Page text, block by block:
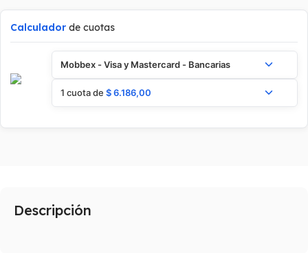
Calculador de cuotas
Mobbex - Visa y Mastercard - Bancarias
1 cuota de $6.186,00
Descripción